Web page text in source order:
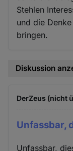
Stehlen
und die
bringen.
Diskussion
DerZeus (nicht
Unfassbar,
Unfassbar,